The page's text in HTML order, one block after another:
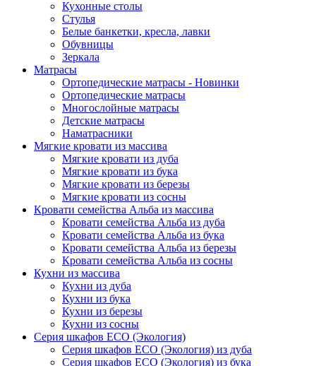
Кухонные столы
Стулья
Белые банкетки, кресла, лавки
Обувницы
Зеркала
Матрасы
Ортопедические матрасы - Новинки
Ортопедические матрасы
Многослойные матрасы
Детские матрасы
Наматрасники
Мягкие кровати из массива
Мягкие кровати из дуба
Мягкие кровати из бука
Мягкие кровати из березы
Мягкие кровати из сосны
Кровати семейства Альба из массива
Кровати семейства Альба из дуба
Кровати семейства Альба из бука
Кровати семейства Альба из березы
Кровати семейства Альба из сосны
Кухни из массива
Кухни из дуба
Кухни из бука
Кухни из березы
Кухни из сосны
Серия шкафов ECO (Экология)
Серия шкафов ECO (Экология) из дуба
Серия шкафов ECO (Экология) из бука